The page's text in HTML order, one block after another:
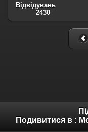
Відвідувань
2430
Подивитися в :